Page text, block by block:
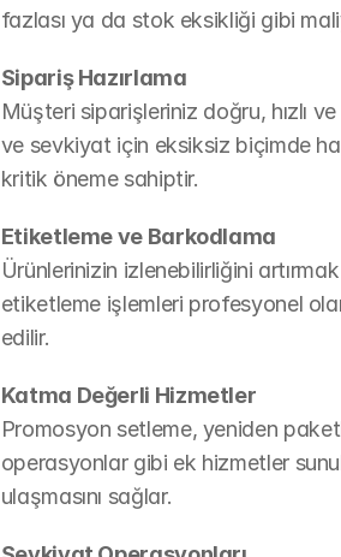
fazlası ya da stok eksikliği gibi
Sipariş Hazırlama
Müşteri siparişleriniz doğru, hızlı
ve sevkiyat için eksiksiz biçimde
kritik öneme sahiptir.
Etiketleme ve Barkodlama
Ürünlerinizin izlenebilirliğini
etiketleme işlemleri profesyonel
edilir.
Katma Değerli Hizmetler
Promosyon setleme, yeniden
operasyonlar gibi ek hizmetler
ulaşmasını sağlar.